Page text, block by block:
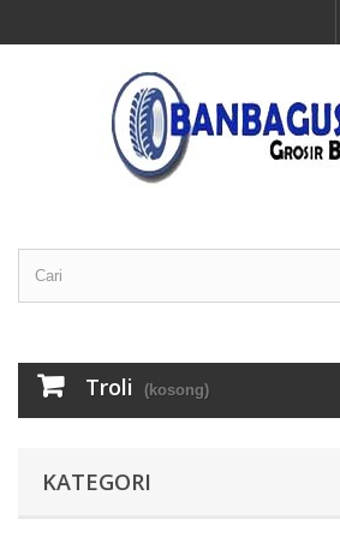
Troli (kosong)
KATEGORI